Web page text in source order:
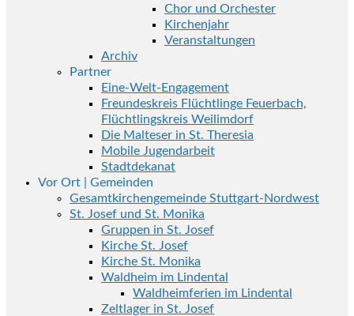
Chor und Orchester
Kirchenjahr
Veranstaltungen
Archiv
Partner
Eine-Welt-Engagement
Freundeskreis Flüchtlinge Feuerbach,
Flüchtlingskreis Weilimdorf
Die Malteser in St. Theresia
Mobile Jugendarbeit
Stadtdekanat
Vor Ort | Gemeinden
Gesamtkirchengemeinde Stuttgart-Nordwest
St. Josef und St. Monika
Gruppen in St. Josef
Kirche St. Josef
Kirche St. Monika
Waldheim im Lindental
Waldheimferien im Lindental
Zeltlager in St. Josef